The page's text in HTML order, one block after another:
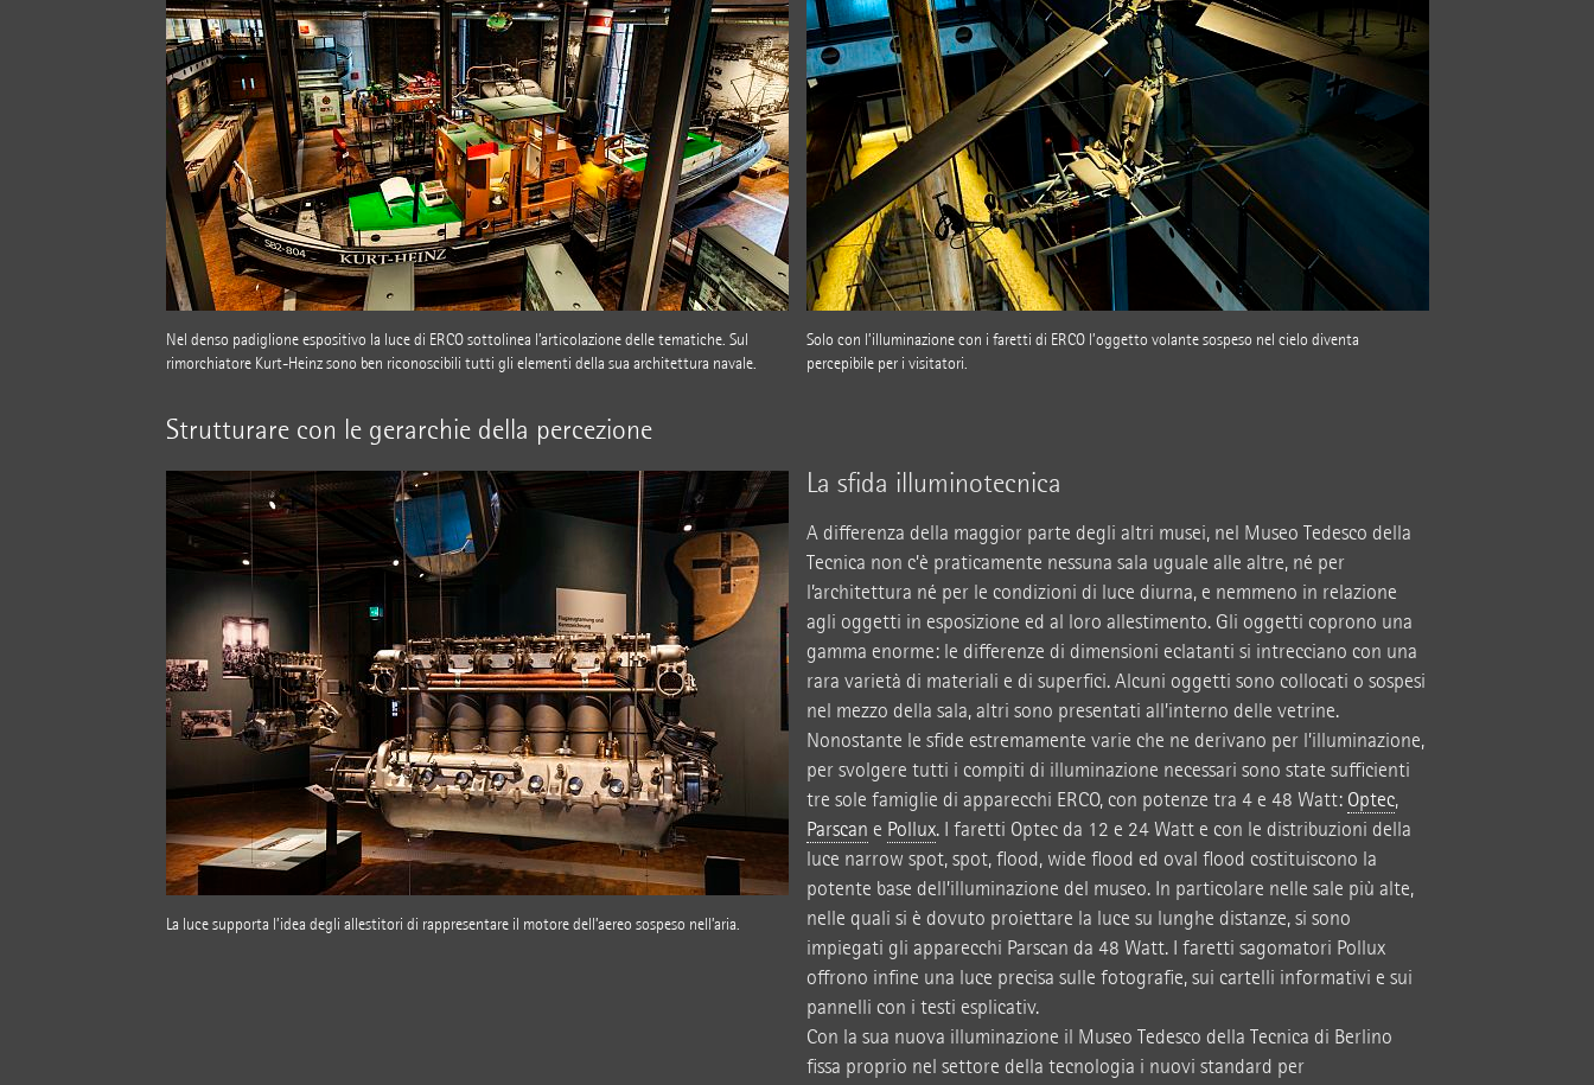
Nel denso padiglione espositivo la luce di ERCO sottolinea l’articolazione delle tematiche. Sul
rimorchiatore Kurt-Heinz sono ben riconoscibili tutti gli elementi della sua architettura navale.
Solo con l’illuminazione con i faretti di ERCO l’oggetto volante sospeso nel cielo diventa
percepibile per i visitatori.
Strutturare con le gerarchie della percezione
La luce supporta l’idea degli allestitori di rappresentare il motore dell’aereo sospeso nell’aria.
La sfida illuminotecnica
A differenza della maggior parte degli altri musei, nel Museo Tedesco della
Tecnica non c’è praticamente nessuna sala uguale alle altre, né per
l’architettura né per le condizioni di luce diurna, e nemmeno in relazione
agli oggetti in esposizione ed al loro allestimento. Gli oggetti coprono una
gamma enorme: le differenze di dimensioni eclatanti si intrecciano con una
rara varietà di materiali e di superfici. Alcuni oggetti sono collocati o sospesi
nel mezzo della sala, altri sono presentati all’interno delle vetrine.
Nonostante le sfide estremamente varie che ne derivano per l’illuminazione,
per svolgere tutti i compiti di illuminazione necessari sono state sufficienti
tre sole famiglie di apparecchi ERCO, con potenze tra 4 e 48 Watt: Optec,
Parscan e Pollux. I faretti Optec da 12 e 24 Watt e con le distribuzioni della
luce narrow spot, spot, flood, wide flood ed oval flood costituiscono la
potente base dell’illuminazione del museo. In particolare nelle sale più alte,
nelle quali si è dovuto proiettare la luce su lunghe distanze, si sono
impiegati gli apparecchi Parscan da 48 Watt. I faretti sagomatori Pollux
offrono infine una luce precisa sulle fotografie, sui cartelli informativi e sui
pannelli con i testi esplicativ.
Con la sua nuova illuminazione il Museo Tedesco della Tecnica di Berlino
fissa proprio nel settore della tecnologia i nuovi standard per